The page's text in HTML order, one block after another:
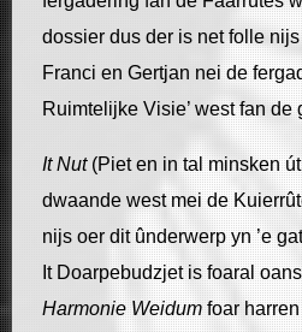
dossier dus der is net folle
Franci en Gertjan nei de
Ruimtelijke Visie’ west fan de
It Nut(Piet en in tal minsken
dwaande west mei de
nijs oer dit ûnderwerp yn ’e
It Doarpebudzjet is foaral
Harmonie Weidumfoar